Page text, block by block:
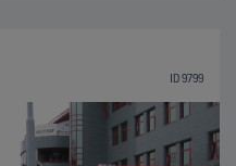
ID 9799